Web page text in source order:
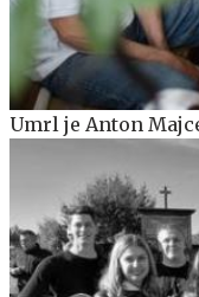
Umrl je Anton